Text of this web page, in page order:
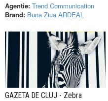
Agentie: Trend Communication
Brand: Buna Ziua ARDEAL
GAZETA DE CLUJ - Zebra